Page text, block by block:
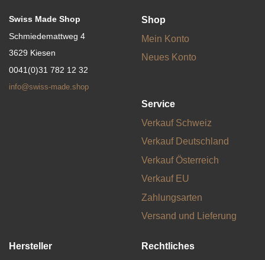
Swiss Made Shop
Schmiedemattweg 4
3629 Kiesen
0041(0)31 782 12 32
info@swiss-made.shop
Shop
Mein Konto
Neues Konto
Service
Verkauf Schweiz
Verkauf Deutschland
Verkauf Österreich
Verkauf EU
Zahlungsarten
Versand und Lieferung
Hersteller
Rechtliches